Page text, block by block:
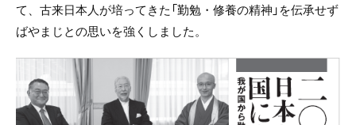
て、古来日本人が培ってきた「勤勉・修養の精神」を伝承せず
ばやまじとの思いを強くしました。